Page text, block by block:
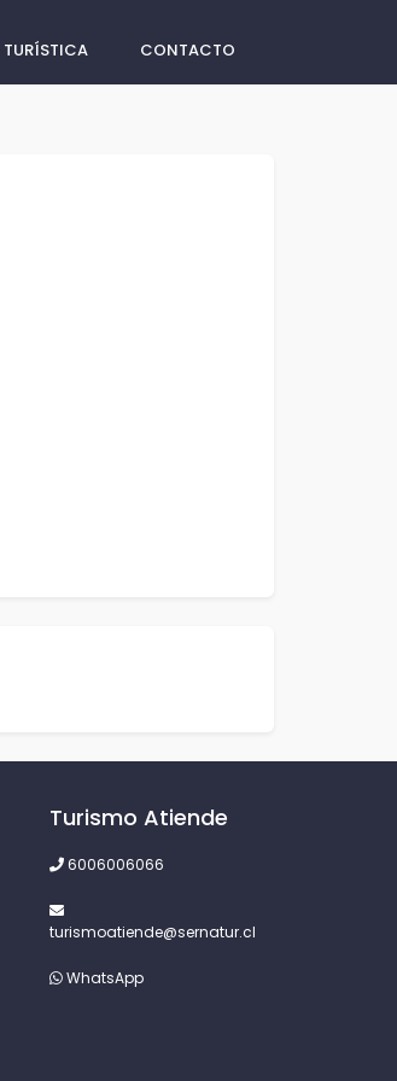
CONTACTO
Turismo Atiende
6006006066
turismoatiende@sernatur.cl
WhatsApp